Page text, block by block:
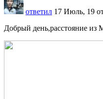
ответил 17 Июль, 19
Добрый день,расстояние из